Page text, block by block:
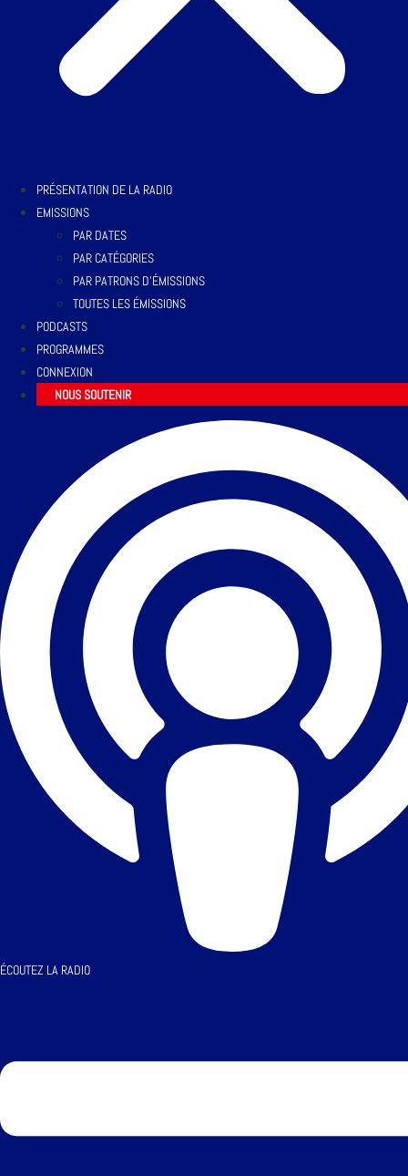
PRÉSENTATION DE LA RADIO
EMISSIONS
PAR DATES
PAR CATÉGORIES
PAR PATRONS D’ÉMISSIONS
TOUTES LES ÉMISSIONS
PODCASTS
PROGRAMMES
CONNEXION
NOUS SOUTENIR
ÉCOUTEZ LA RADIO